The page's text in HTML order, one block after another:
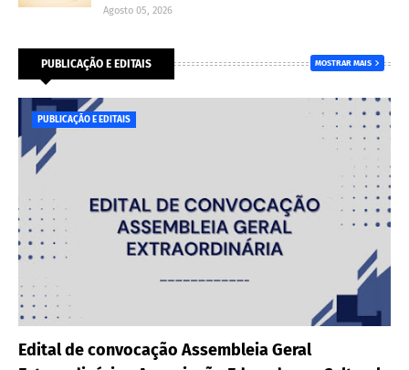
Agosto 05, 2026
PUBLICAÇÃO E EDITAIS MOSTRAR MAIS
PUBLICAÇÃO E EDITAIS
Edital de convocação Assembleia Geral